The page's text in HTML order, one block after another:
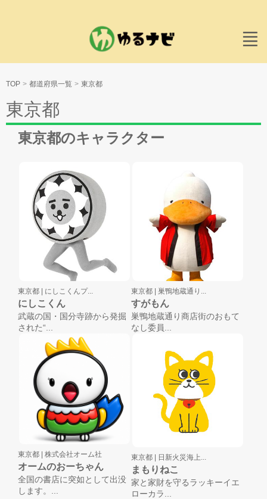
TOP 都道府県一覧 東京都
東京都
東京都のキャラクター
東京都 | にしこくんプ...
にしこくん
武蔵の国・国分寺跡から発掘
された“...
東京都 | 巣鴨地蔵通り...
すがもん
巣鴨地蔵通り商店街のおもて
なし委員...
東京都 | 株式会社オーム社
オームのおーちゃん
全国の書店に突如として出没
します。...
東京都 | 日新火災海上...
まもりねこ
家と家財を守るラッキーイエ
ローカラ...